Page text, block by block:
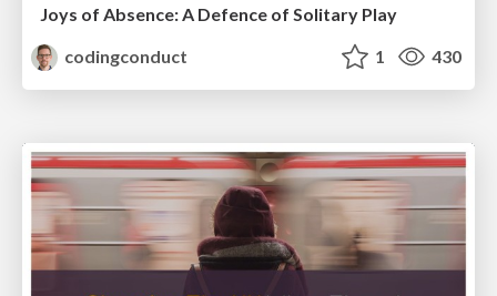
Joys of Absence: A Defence of Solitary Play
codingconduct
1 430